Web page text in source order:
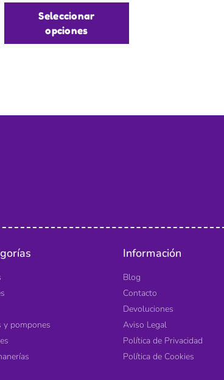
Seleccionar
opciones
y pompones
Información
Blog
Contacto
Devoluciones
Aviso Legal
Política de Privacidad
Política de Cookies